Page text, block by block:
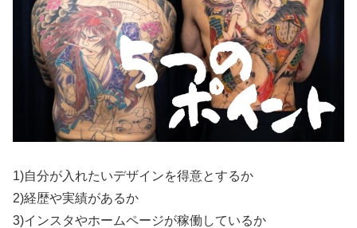
1)自分が入れたいデザインを得意とするか
2)経歴や実績があるか
3)インスタやホームページが稼働しているか